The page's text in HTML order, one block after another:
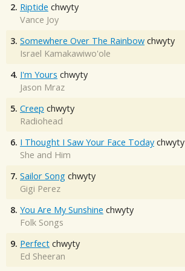
2. Riptide chwyty
Vance Joy
3. Somewhere Over The Rainbow chwyty
Israel Kamakawiwo'ole
4. I'm Yours chwyty
Jason Mraz
5. Creep chwyty
Radiohead
6. I Thought I Saw Your Face Today chwyty
She and Him
7. Sailor Song chwyty
Gigi Perez
8. You Are My Sunshine chwyty
Folk Songs
9. Perfect chwyty
Ed Sheeran